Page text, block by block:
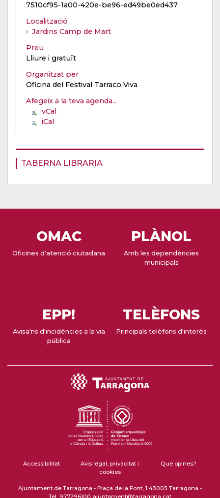
TABERNA LIBRARIA
7510cf95-1a00-420e-be96-ed49be0ed437
Localització
Jardins Camp de Mart
Preu
Lliure i gratuït
Organitzat per
Oficina del Festival Tarraco Viva
Afegeix a la teva agenda...
vCal
iCal
OMAC
Oficines d'atenció ciutadana
PLÀNOL
Amb les dependències
municipals
EPP!
Avisa'ns d'incidències a la via
pública
TELÈFONS
Principals telèfons d'interès
Accessibilitat
Avís legal, privacitat i
cookies
Què opines?
Ajuntament de Tarragona - Plaça de la Font, 1 43003 Tarragona -
Tel. 977296100 ajuntament@tarragona.cat